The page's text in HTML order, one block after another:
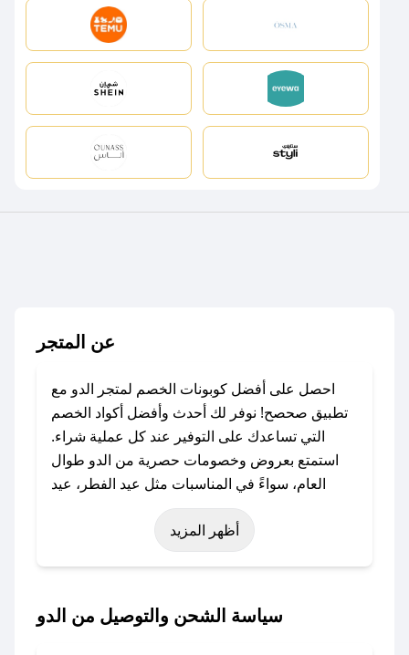
عن المتجر
احصل على أفضل كوبونات الخصم لمتجر الدو مع
تطبيق صحصح! نوفر لك أحدث وأفضل أكواد الخصم
التي تساعدك على التوفير عند كل عملية شراء.
استمتع بعروض وخصومات حصرية من الدو طوال
العام، سواءً في المناسبات مثل عيد الفطر، عيد
الأضحى، الجمعة البيضاء (شهر نوفمبر)، رمضان،
اليوم الوطني، يوم التأسيس، أو حتى عروض خاصة
باستخدام تطبيق صحصح، يمكنك العثور بسهولة على
أظهر المزيد
سياسة الشحن والتوصيل من الدو